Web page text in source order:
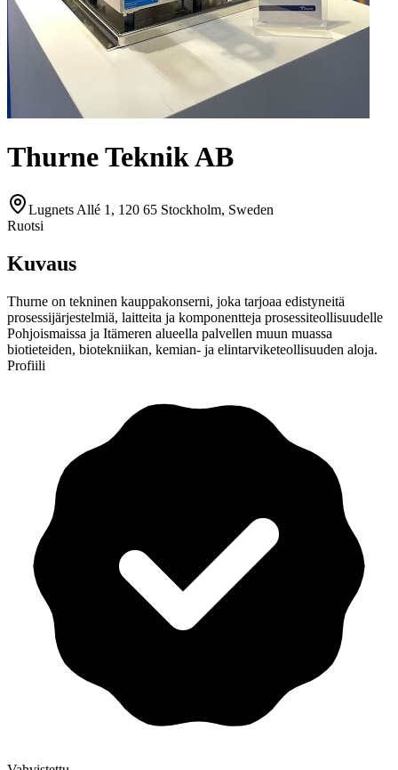
Thurne Teknik AB
Lugnets Allé 1, 120 65 Stockholm, Sweden
Ruotsi
Kuvaus
Thurne on tekninen kauppakonserni, joka tarjoaa edistyneitä
prosessijärjestelmiä, laitteita ja komponentteja prosessiteollisuudelle
Pohjoismaissa ja Itämeren alueella palvellen muun muassa
biotieteiden, biotekniikan, kemian- ja elintarviketeollisuuden aloja.
Profiili